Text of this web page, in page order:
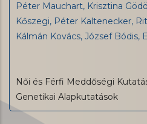
Péter Mauchart, Krisztina
Kőszegi, Péter Kaltenecker,
Kálmán Kovács, József Bódis,
Női és Férfi Meddőségi
Genetikai Alapkutatások